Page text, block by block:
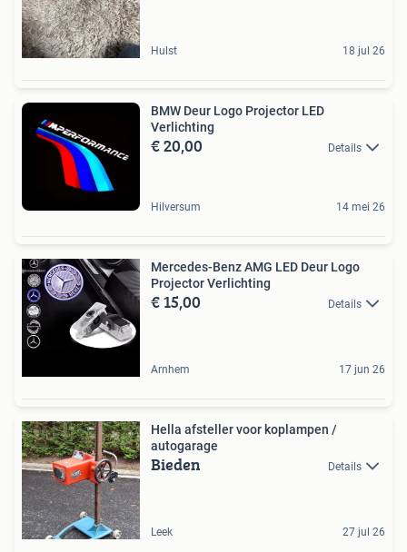
Hulst 18 jul 26
BMW Deur Logo Projector LED
Verlichting
€ 20,00 Details
Hilversum 14 mei 26
Mercedes-Benz AMG LED Deur Logo
Projector Verlichting
€ 15,00 Details
Arnhem 17 jun 26
Hella afsteller voor koplampen /
autogarage
Bieden Details
Leek 27 jul 26